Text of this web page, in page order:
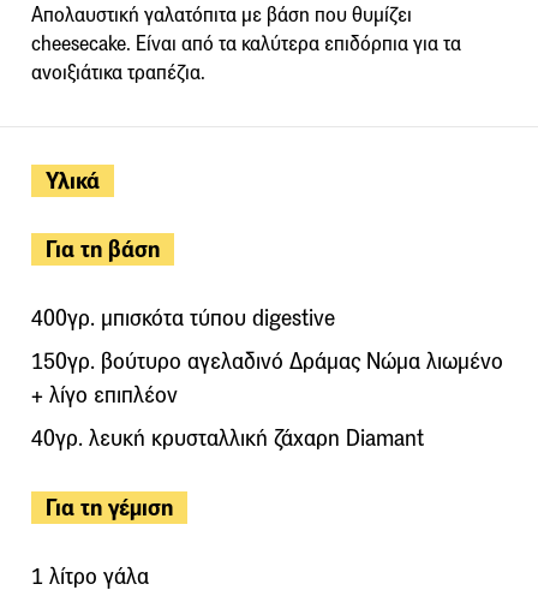
Υλικά
Για τη βάση
400γρ. μπισκότα τύπου digestive
150γρ. βούτυρο αγελαδινό Δράμας Νώμα λιωμένο
+ λίγο επιπλέον
40γρ. λευκή κρυσταλλική ζάχαρη Diamant
Για τη γέμιση
1 λίτρο γάλα
Απολαυστική γαλατόπιτα με βάση που θυμίζει
cheesecake. Είναι από τα καλύτερα επιδόρπια για τα
ανοιξιάτικα τραπέζια.